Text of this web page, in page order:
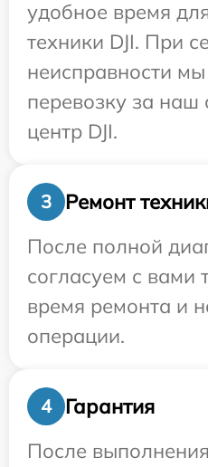
удобное время
техники DJI. При
неисправности
перевозку за наш
центр DJI.
3
Ремонт
После полной
согласуем с вами
время ремонта и
операции.
4
Гарантия
После